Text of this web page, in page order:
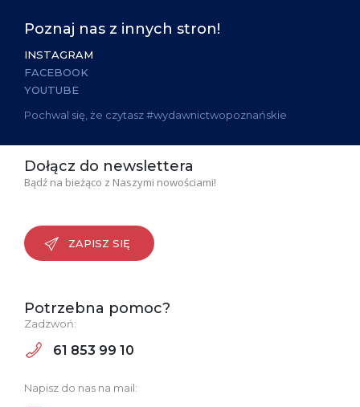
Poznaj nas z innych stron!
INSTAGRAM
FACEBOOK
YOUTUBE
Pochwal się, że czytasz #wydawnictwopoznańskie
Dołącz do newslettera
Bądź na bieżąco z Naszymi nowościami!
ZAPISZ SIĘ
Potrzebna pomoc?
Zadzwoń:
61 853 99 10
Napisz do nas na mail: